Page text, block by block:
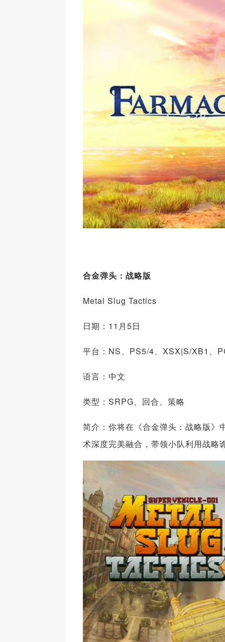
合金弹头：战略版
Metal Slug Tactics
日期：11月5日
平台：NS、PS5/4、XSX|S/XB1、
语言：中文
类型：SRPG、回合、策略
简介：你将在《合金弹头：战略版》
术深度完美融合，带领小队利用战略